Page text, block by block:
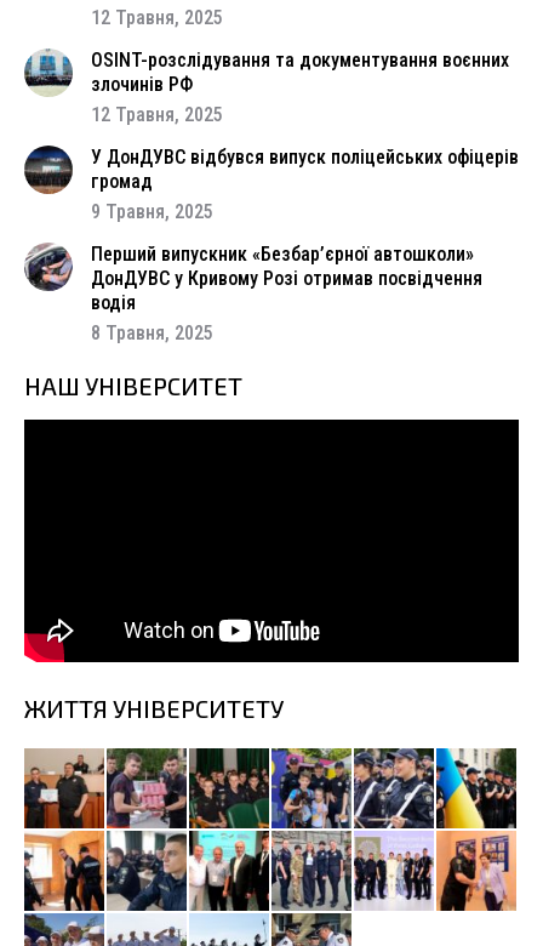
12 Травня, 2025
OSINT-розслідування та документування воєнних
злочинів РФ
12 Травня, 2025
У ДонДУВС відбувся випуск поліцейських офіцерів
громад
9 Травня, 2025
Перший випускник «Безбар’єрної автошколи»
ДонДУВС у Кривому Розі отримав посвідчення
водія
8 Травня, 2025
НАШ УНІВЕРСИТЕТ
ЖИТТЯ УНІВЕРСИТЕТУ